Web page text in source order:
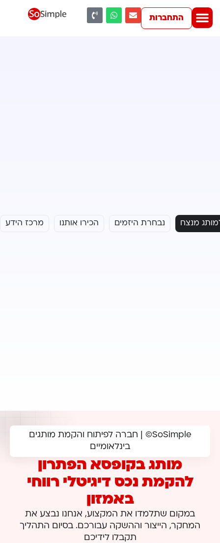
התחברות
מנצח נבחרת היזמים הכירו אותנו מרכז הידע
SoSimple© | חברה לפיתוח והקמת מותגים
בינלאומיים
מותג בקופסא הפתרון
להקמת נכס דיגיטלי רווחי
באמזון
במקום שתלמדו את המקצוע, אנחנו נבצע את
המחקר, הייצור וההשקה עבורכם. בסיום התהליך
תקבלו לידיכם